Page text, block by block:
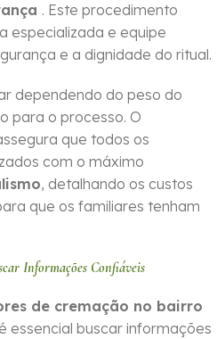
. Este procedimento
especializada e equipe
e a dignidade do ritual.
dependendo do peso do
para o processo. O
que todos os
com o máximo
, detalhando os custos
que os familiares tenham
Informações Confiáveis
de cremação no bairro
essencial buscar informações